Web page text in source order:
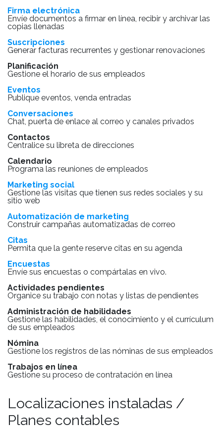
Firma electrónica
Envíe documentos a firmar en línea, recibir y archivar las
copias llenadas
Suscripciones
Generar facturas recurrentes y gestionar renovaciones
Planificación
Gestione el horario de sus empleados
Eventos
Publique eventos, venda entradas
Conversaciones
Chat, puerta de enlace al correo y canales privados
Contactos
Centralice su libreta de direcciones
Calendario
Programa las reuniones de empleados
Marketing social
Gestione las visitas que tienen sus redes sociales y su
sitio web
Automatización de marketing
Construir campañas automatizadas de correo
Citas
Permita que la gente reserve citas en su agenda
Encuestas
Envíe sus encuestas o compártalas en vivo.
Actividades pendientes
Organice su trabajo con notas y listas de pendientes
Administración de habilidades
Gestione las habilidades, el conocimiento y el currículum
de sus empleados
Nómina
Gestione los registros de las nóminas de sus empleados
Trabajos en línea
Gestione su proceso de contratación en línea
Localizaciones instaladas /
Planes contables